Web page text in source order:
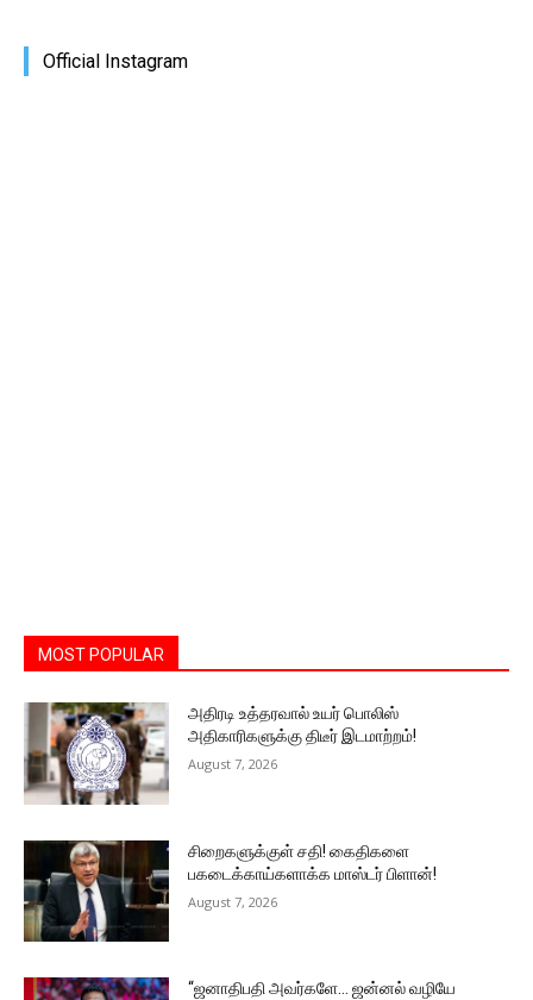
Official Instagram
MOST POPULAR
அதிரடி உத்தரவால் உயர் பொலிஸ்
அதிகாரிகளுக்கு திடீர் இடமாற்றம்!
August 7, 2026
சிறைகளுக்குள் சதி! கைதிகளை
பகடைக்காய்களாக்க மாஸ்டர் பிளான்!
August 7, 2026
“ஜனாதிபதி அவர்களே… ஜன்னல் வழியே